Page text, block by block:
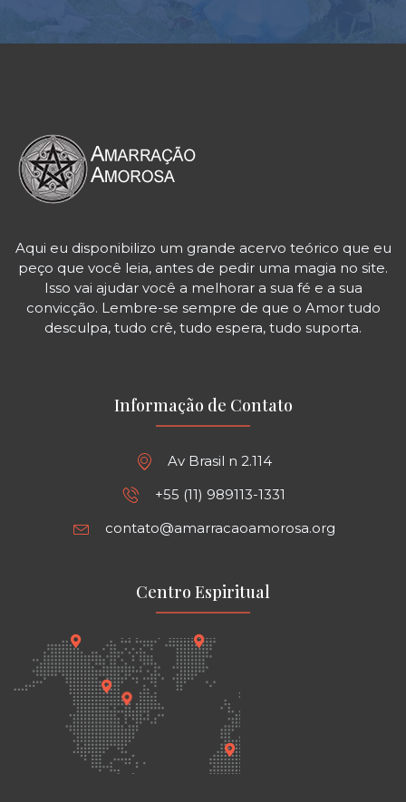
Aqui eu disponibilizo um grande acervo teórico que eu
peço que você leia, antes de pedir uma magia no site.
Isso vai ajudar você a melhorar a sua fé e a sua
convicção. Lembre-se sempre de que o Amor tudo
desculpa, tudo crê, tudo espera, tudo suporta.
Informação de Contato
Av Brasil n 2.114
+55 (11) 989113-1331
contato@amarracaoamorosa.org
Centro Espiritual